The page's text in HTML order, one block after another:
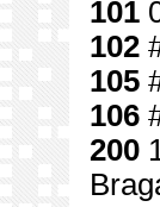
101
102
105
106
200